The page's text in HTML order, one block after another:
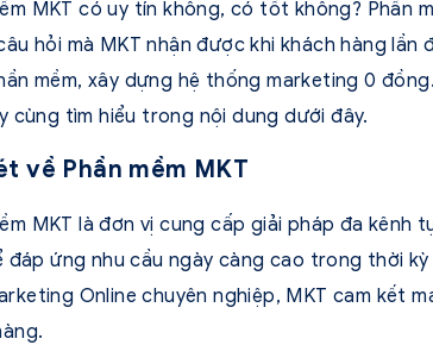
MKT có uy tín không, có tốt không? Phần
hỏi mà MKT nhận được khi khách hàng
mềm, xây dựng hệ thống marketing 0
cùng tìm hiểu trong nội dung dưới đây.
về Phần mềm MKT
MKT là đơn vị cung cấp giải pháp đa
đáp ứng nhu cầu ngày càng cao trong thời
Online chuyên nghiệp, MKT cam kết